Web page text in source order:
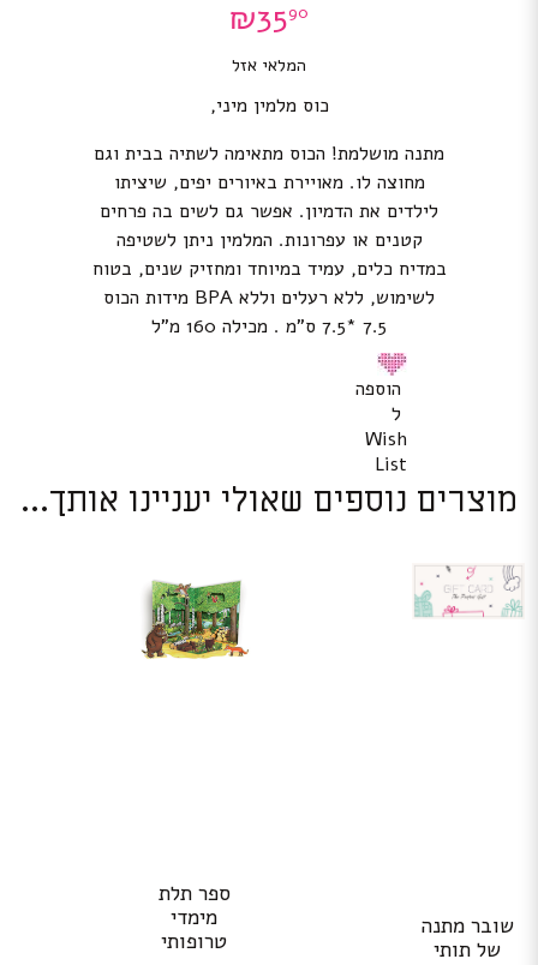
₪3590
המלאי אזל
כוס מלמין מיני,
מתנה מושלמת! הכוס מתאימה לשתיה בבית וגם
מחוצה לו. מאויירת באיורים יפים, שיציתו
לילדים את הדמיון. אפשר גם לשים בה פרחים
קטנים או עפרונות. המלמין ניתן לשטיפה
במדיח כלים, עמיד במיוחד ומחזיק שנים, בטוח
לשימוש, ללא רעלים וללא BPA מידות הכוס
7.5 *7.5 ס”מ . מכילה 160 מ”ל
הוספה
ל
Wish
List
מוצרים נוספים שאולי יעניינו אותך...
שובר מתנה
של תותי
ספר תלת
מימדי
טרופותי